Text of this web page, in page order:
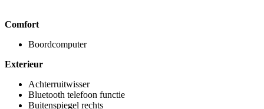
Comfort
Boordcomputer
Exterieur
Achterruitwisser
Bluetooth telefoon functie
Buitenspiegel rechts